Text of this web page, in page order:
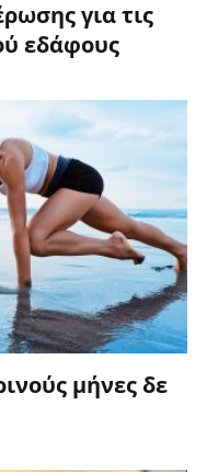
για τις
εδάφους
μήνες δε